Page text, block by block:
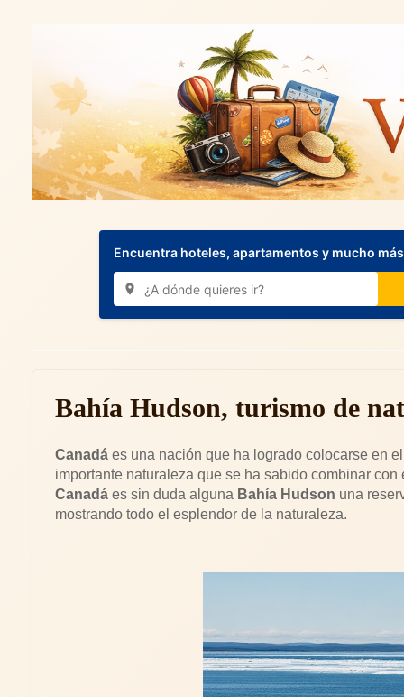
Encuentra hoteles, apartamentos y mucho
Bahía Hudson, turismo de
Canadá es una nación que ha logrado colocarse en
importante naturaleza que se ha sabido combinar
Canadá es sin duda alguna Bahía Hudson una
mostrando todo el esplendor de la naturaleza.